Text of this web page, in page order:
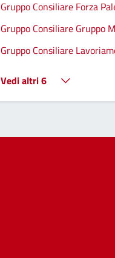
Gruppo Consiliare Forza
Gruppo Consiliare Gruppo
Gruppo Consiliare
Vedi altri 6